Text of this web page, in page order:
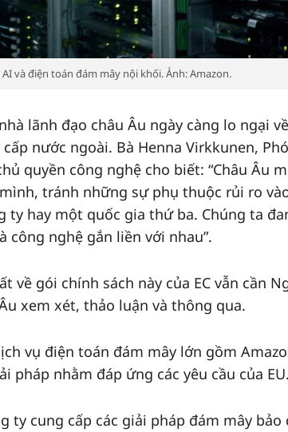
và điện toán đám mây nội khối. Ảnh: Amazon.
lãnh đạo châu Âu ngày càng lo ngại
nước ngoài. Bà Henna Virkkunen,
quyền công nghệ cho biết: “Châu Âu
tránh những sự phụ thuộc rủi ro
hay một quốc gia thứ ba. Chúng ta
nghệ gắn liền với nhau”.
về gói chính sách này của EC vẫn cần
xem xét, thảo luận và thông qua.
vụ điện toán đám mây lớn gồm
pháp nhằm đáp ứng các yêu cầu của EU.
ty cung cấp các giải pháp đám mây bảo